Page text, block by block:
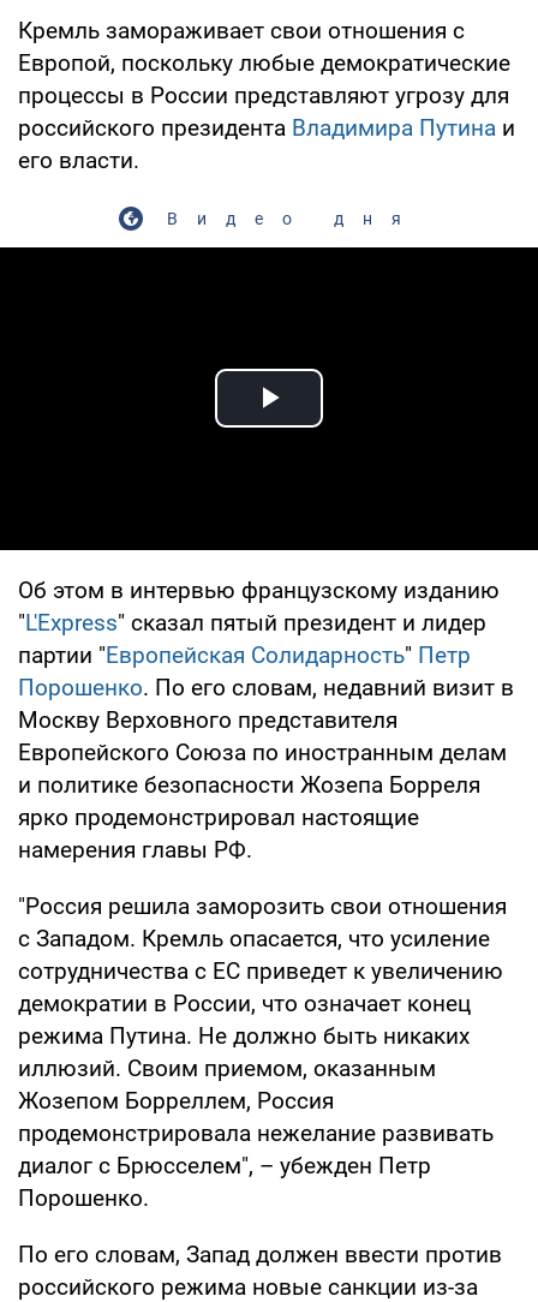
Кремль замораживает свои отношения с
Европой, поскольку любые демократические
процессы в России представляют угрозу для
российского президента Владимира Путина и
его власти.
Видео дня
Play Video
Об этом в интервью французскому изданию
"L'Express" сказал пятый президент и лидер
партии "Европейская Солидарность" Петр
Порошенко. По его словам, недавний визит в
Москву Верховного представителя
Европейского Союза по иностранным делам
и политике безопасности Жозепа Борреля
ярко продемонстрировал настоящие
намерения главы РФ.
"Россия решила заморозить свои отношения
с Западом. Кремль опасается, что усиление
сотрудничества с ЕС приведет к увеличению
демократии в России, что означает конец
режима Путина. Не должно быть никаких
иллюзий. Своим приемом, оказанным
Жозепом Борреллем, Россия
продемонстрировала нежелание развивать
диалог с Брюсселем", – убежден Петр
Порошенко.
По его словам, Запад должен ввести против
российского режима новые санкции из-за